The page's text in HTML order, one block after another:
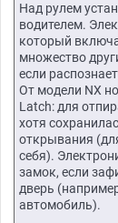
Над рулем
водителем.
который
множество
если
От модели NX
Latch: для
хотя
открывания
себя).
замок, если
дверь
автомобиль).